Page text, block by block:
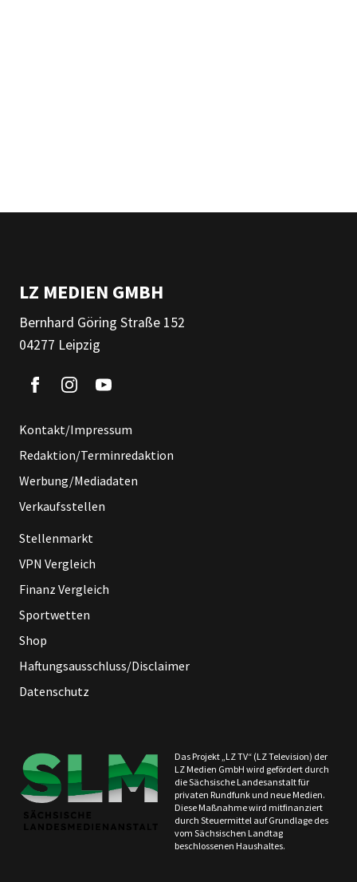
LZ MEDIEN GMBH
Bernhard Göring Straße 152
04277 Leipzig
Kontakt/Impressum
Redaktion/Terminredaktion
Werbung/Mediadaten
Verkaufsstellen
Stellenmarkt
VPN Vergleich
Finanz Vergleich
Sportwetten
Shop
Haftungsausschluss/Disclaimer
Datenschutz
Das Projekt „LZ TV“ (LZ Television) der
LZ Medien GmbH wird gefördert durch
die Sächsische Landesanstalt für
privaten Rundfunk und neue Medien.
Diese Maßnahme wird mitfinanziert
durch Steuermittel auf Grundlage des
vom Sächsischen Landtag
beschlossenen Haushaltes.